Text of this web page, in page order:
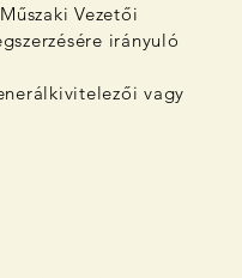
Vezetői
irányuló
vagy